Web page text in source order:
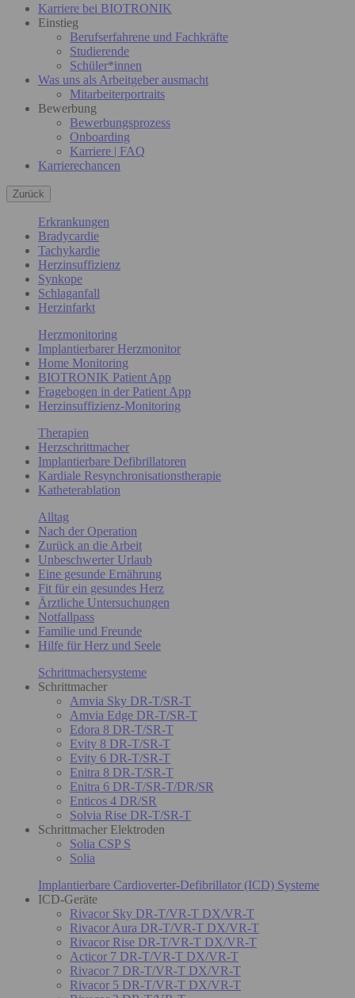
Karriere bei BIOTRONIK
Einstieg
Berufserfahrene und Fachkräfte
Studierende
Schüler*innen
Was uns als Arbeitgeber ausmacht
Mitarbeiterportraits
Bewerbung
Bewerbungsprozess
Onboarding
Karriere | FAQ
Karrierechancen
Zurück
Erkrankungen
Bradycardie
Tachykardie
Herzinsuffizienz
Synkope
Schlaganfall
Herzinfarkt
Herzmonitoring
Implantierbarer Herzmonitor
Home Monitoring
BIOTRONIK Patient App
Fragebogen in der Patient App
Herzinsuffizienz-Monitoring
Therapien
Herzschrittmacher
Implantierbare Defibrillatoren
Kardiale Resynchronisationstherapie
Katheterablation
Alltag
Nach der Operation
Zurück an die Arbeit
Unbeschwerter Urlaub
Eine gesunde Ernährung
Fit für ein gesundes Herz
Ärztliche Untersuchungen
Notfallpass
Familie und Freunde
Hilfe für Herz und Seele
Schrittmachersysteme
Schrittmacher
Amvia Sky DR-T/SR-T
Amvia Edge DR-T/SR-T
Edora 8 DR-T/SR-T
Evity 8 DR-T/SR-T
Evity 6 DR-T/SR-T
Enitra 8 DR-T/SR-T
Enitra 6 DR-T/SR-T/DR/SR
Enticos 4 DR/SR
Solvia Rise DR-T/SR-T
Schrittmacher Elektroden
Solia CSP S
Solia
Implantierbare Cardioverter-Defibrillator (ICD) Systeme
ICD-Geräte
Rivacor Sky DR-T/VR-T DX/VR-T
Rivacor Aura DR-T/VR-T DX/VR-T
Rivacor Rise DR-T/VR-T DX/VR-T
Acticor 7 DR-T/VR-T DX/VR-T
Rivacor 7 DR-T/VR-T DX/VR-T
Rivacor 5 DR-T/VR-T DX/VR-T